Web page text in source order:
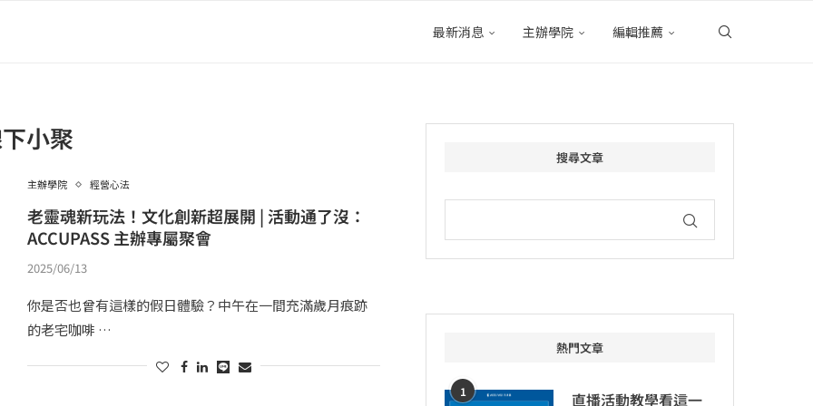
最新消息 主辦學院 編輯推薦
小聚
主辦學院 經營心法
老靈魂新玩法！文化創新超展開 | 活動通了沒：
ACCUPASS 主辦專屬聚會
2025/06/13
你是否也曾有這樣的假日體驗？中午在一間充滿歲月痕跡
的老宅咖啡 …
搜尋文章
熱門文章
1
直播活動教學看這一